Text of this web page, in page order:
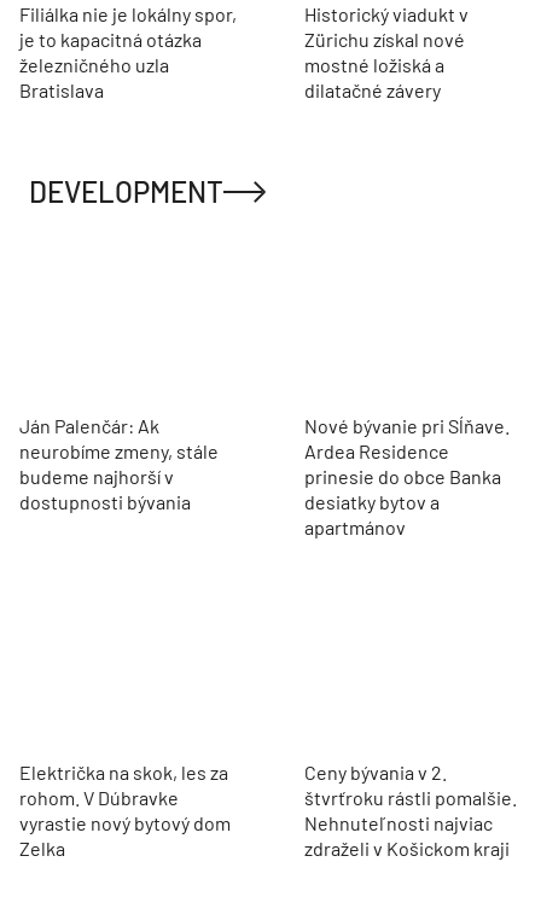
Filiálka nie je lokálny spor,
je to kapacitná otázka
železničného uzla
Bratislava
Historický viadukt v
Zürichu získal nové
mostné ložiská a
dilatačné závery
DEVELOPMENT
Ján Palenčár: Ak
neurobíme zmeny, stále
budeme najhorší v
dostupnosti bývania
Nové bývanie pri Sĺňave.
Ardea Residence
prinesie do obce Banka
desiatky bytov a
apartmánov
Električka na skok, les za
rohom. V Dúbravke
vyrastie nový bytový dom
Zelka
Ceny bývania v 2.
štvrťroku rástli pomalšie.
Nehnuteľnosti najviac
zdraželi v Košickom kraji